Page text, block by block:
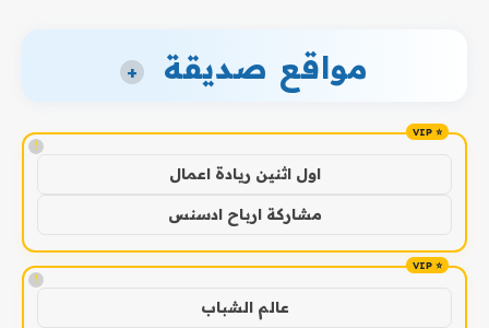
مواقع صديقة +
!
اول اثنين ريادة اعمال
مشاركة ارباح ادسنس
!
عالم الشباب